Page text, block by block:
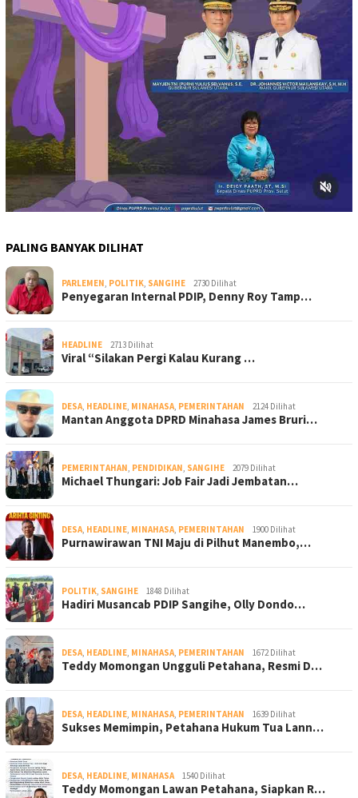
PALING BANYAK DILIHAT
PARLEMEN, POLITIK, SANGIHE 2730 Dilihat
Penyegaran Internal PDIP, Denny Roy Tamp…
HEADLINE 2713 Dilihat
Viral “Silakan Pergi Kalau Kurang …
DESA, HEADLINE, MINAHASA, PEMERINTAHAN 2124 Dilihat
Mantan Anggota DPRD Minahasa James Bruri…
PEMERINTAHAN, PENDIDIKAN, SANGIHE 2079 Dilihat
Michael Thungari: Job Fair Jadi Jembatan…
DESA, HEADLINE, MINAHASA, PEMERINTAHAN 1900 Dilihat
Purnawirawan TNI Maju di Pilhut Manembo,…
POLITIK, SANGIHE 1848 Dilihat
Hadiri Musancab PDIP Sangihe, Olly Dondo…
DESA, HEADLINE, MINAHASA, PEMERINTAHAN 1672 Dilihat
Teddy Momongan Ungguli Petahana, Resmi D…
DESA, HEADLINE, MINAHASA, PEMERINTAHAN 1639 Dilihat
Sukses Memimpin, Petahana Hukum Tua Lann…
DESA, HEADLINE, MINAHASA 1540 Dilihat
Teddy Momongan Lawan Petahana, Siapkan R…